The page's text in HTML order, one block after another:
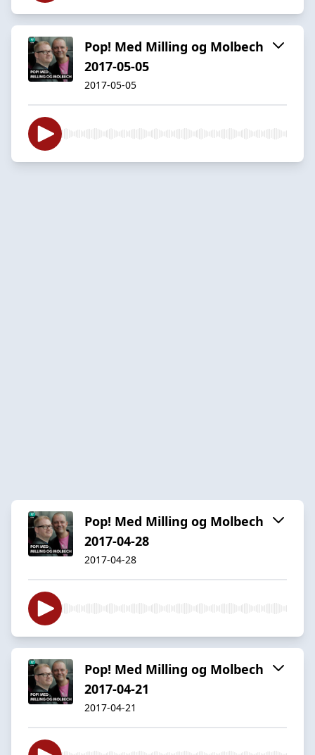
Pop! Med Milling og Molbech
2017-05-05
2017-05-05
Pop! Med Milling og Molbech
2017-04-28
2017-04-28
Pop! Med Milling og Molbech
2017-04-21
2017-04-21